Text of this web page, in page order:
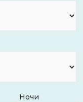
Ночи